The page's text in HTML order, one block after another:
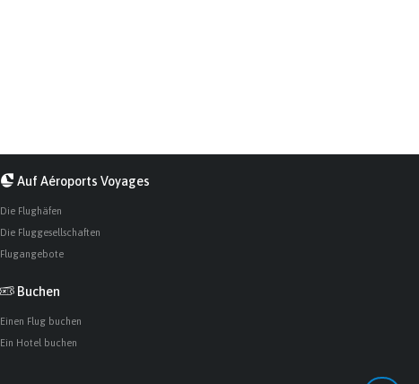
Auf Aéroports Voyages
Die Flughäfen
Die Fluggesellschaften
Flugangebote
Buchen
Einen Flug buchen
Ein Hotel buchen